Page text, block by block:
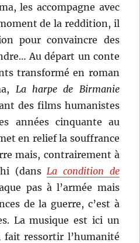
les accompagne avec
de la reddition, il
pour convaincre des
Au départ un conte
transformé en roman
La harpe de Birmanie
des films humanistes
années cinquante au
en relief la souffrance
mais, contrairement à
(dans La condition de
pas à l’armée mais
de la guerre, c’est à
La musique est ici un
fait ressortir l’humanité